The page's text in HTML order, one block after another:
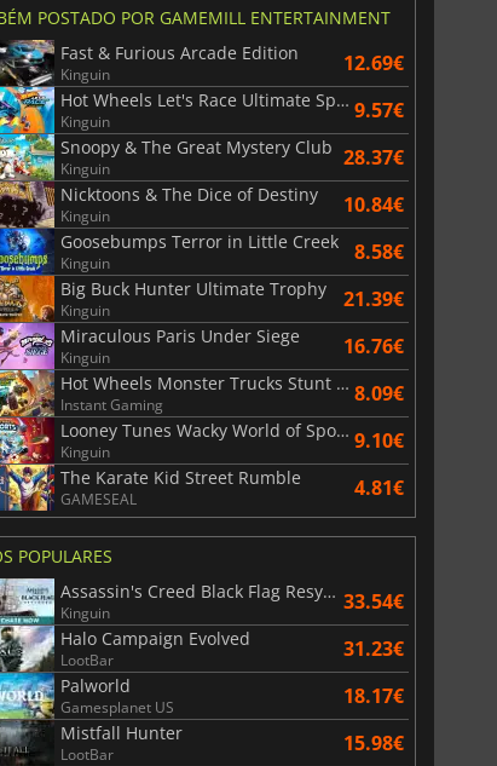
38.69€
3
41.06
POSTADO POR GAMEMILL ENTERTAINMENT
Fast & Furious Arcade Edition
Kinguin 12.69€
Hot Wheels Let's Race Ultimate Speed
Kinguin 9.57€
Snoopy & The Great Mystery Club
Kinguin 28.37€
Nicktoons & The Dice of Destiny
Kinguin 10.84€
Goosebumps Terror in Little Creek
Kinguin 8.58€
Big Buck Hunter Ultimate Trophy
Kinguin 21.39€
Miraculous Paris Under Siege
Kinguin 16.76€
Hot Wheels Monster Trucks Stunt Mayhem
Instant Gaming 8.09€
Looney Tunes Wacky World of Sports
Kinguin 9.10€
The Karate Kid Street Rumble
GAMESEAL 4.81€
POPULARES
Assassin's Creed Black Flag Resynced
Kinguin 33.54€
Halo Campaign Evolved
LootBar 31.23€
Palworld
Gamesplanet US 18.17€
Mistfall Hunter
LootBar 15.98€